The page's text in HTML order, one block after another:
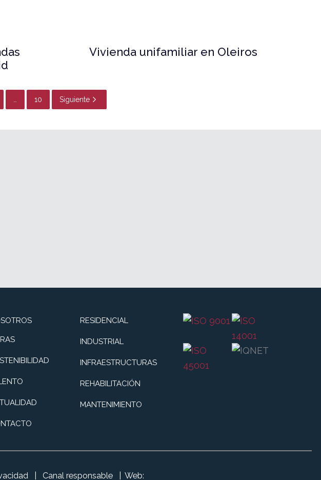
Vivienda unifamiliar en Oleiros
10 Siguiente
RESIDENCIAL
INDUSTRIAL
INFRAESTRUCTURAS
REHABILITACIÓN
MANTENIMIENTO
Canal responsable Web: